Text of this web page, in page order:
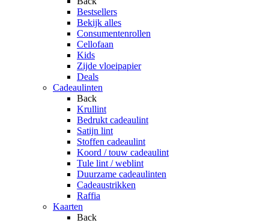
Bestsellers
Bekijk alles
Consumentenrollen
Cellofaan
Kids
Zijde vloeipapier
Deals
Cadeaulinten
Back
Krullint
Bedrukt cadeaulint
Satijn lint
Stoffen cadeaulint
Koord / touw cadeaulint
Tule lint / weblint
Duurzame cadeaulinten
Cadeaustrikken
Raffia
Kaarten
Back